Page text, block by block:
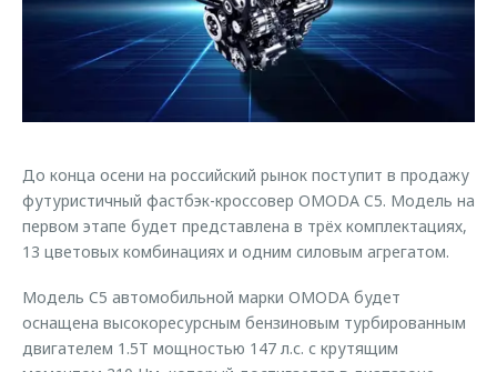
Страхование
Кредитный калькулятор
Оригинальные аксессуары
Запчасти
Трейд-ин
Калькулятор трейд-ин
Клиентская поддержка
O&J Автоклуб
Клуб владельцев OMODA
Аксессуары
Одежда и сувениры
Оригинальные аксессуары
Запчасти
Обратная связь
До конца осени на российский рынок поступит в продажу
футуристичный фастбэк-кроссовер OMODA C5. Модель на
первом этапе будет представлена в трёх комплектациях,
13 цветовых комбинациях и одним силовым агрегатом.
Модель C5 автомобильной марки OMODA будет
оснащена высокоресурсным бензиновым турбированным
двигателем 1.5T мощностью 147 л.с. с крутящим